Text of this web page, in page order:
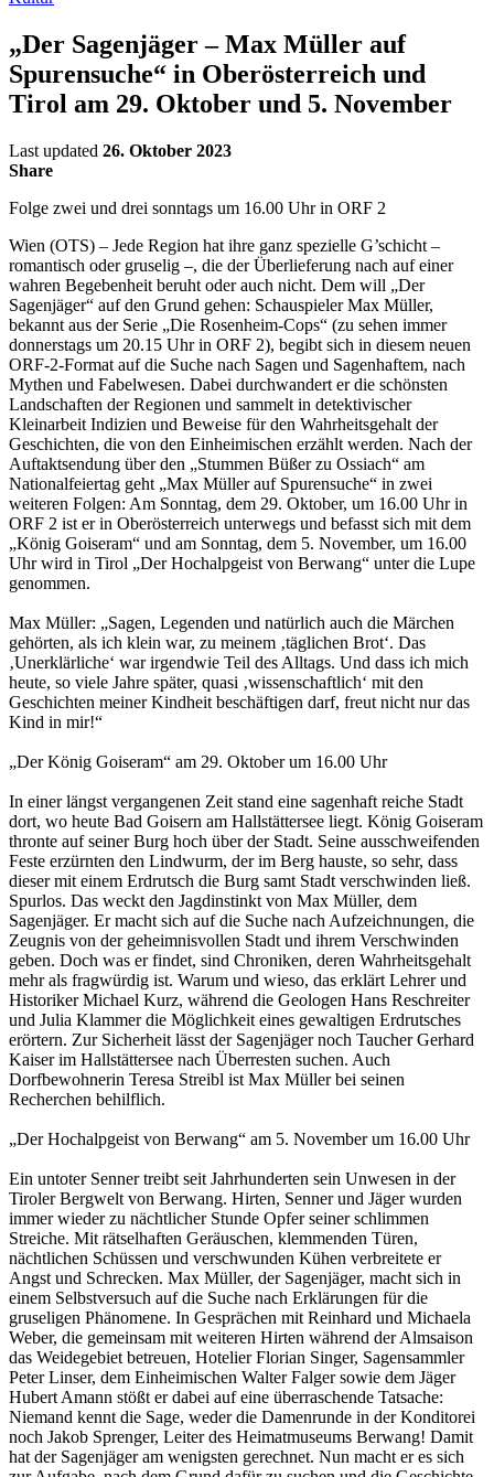
„Der Sagenjäger – Max Müller auf
Spurensuche“ in Oberösterreich und
Tirol am 29. Oktober und 5. November
Last updated 26. Oktober 2023
Share
Folge zwei und drei sonntags um 16.00 Uhr in ORF 2
Wien (OTS) – Jede Region hat ihre ganz spezielle G’schicht –
romantisch oder gruselig –, die der Überlieferung nach auf einer
wahren Begebenheit beruht oder auch nicht. Dem will „Der
Sagenjäger“ auf den Grund gehen: Schauspieler Max Müller,
bekannt aus der Serie „Die Rosenheim-Cops“ (zu sehen immer
donnerstags um 20.15 Uhr in ORF 2), begibt sich in diesem neuen
ORF-2-Format auf die Suche nach Sagen und Sagenhaftem, nach
Mythen und Fabelwesen. Dabei durchwandert er die schönsten
Landschaften der Regionen und sammelt in detektivischer
Kleinarbeit Indizien und Beweise für den Wahrheitsgehalt der
Geschichten, die von den Einheimischen erzählt werden. Nach der
Auftaktsendung über den „Stummen Büßer zu Ossiach“ am
Nationalfeiertag geht „Max Müller auf Spurensuche“ in zwei
weiteren Folgen: Am Sonntag, dem 29. Oktober, um 16.00 Uhr in
ORF 2 ist er in Oberösterreich unterwegs und befasst sich mit dem
„König Goiseram“ und am Sonntag, dem 5. November, um 16.00
Uhr wird in Tirol „Der Hochalpgeist von Berwang“ unter die Lupe
genommen.
Max Müller: „Sagen, Legenden und natürlich auch die Märchen
gehörten, als ich klein war, zu meinem ‚täglichen Brot‘. Das
‚Unerklärliche‘ war irgendwie Teil des Alltags. Und dass ich mich
heute, so viele Jahre später, quasi ‚wissenschaftlich‘ mit den
Geschichten meiner Kindheit beschäftigen darf, freut nicht nur das
Kind in mir!“
„Der König Goiseram“ am 29. Oktober um 16.00 Uhr
In einer längst vergangenen Zeit stand eine sagenhaft reiche Stadt
dort, wo heute Bad Goisern am Hallstättersee liegt. König Goiseram
thronte auf seiner Burg hoch über der Stadt. Seine ausschweifenden
Feste erzürnten den Lindwurm, der im Berg hauste, so sehr, dass
dieser mit einem Erdrutsch die Burg samt Stadt verschwinden ließ.
Spurlos. Das weckt den Jagdinstinkt von Max Müller, dem
Sagenjäger. Er macht sich auf die Suche nach Aufzeichnungen, die
Zeugnis von der geheimnisvollen Stadt und ihrem Verschwinden
geben. Doch was er findet, sind Chroniken, deren Wahrheitsgehalt
mehr als fragwürdig ist. Warum und wieso, das erklärt Lehrer und
Historiker Michael Kurz, während die Geologen Hans Reschreiter
und Julia Klammer die Möglichkeit eines gewaltigen Erdrutsches
erörtern. Zur Sicherheit lässt der Sagenjäger noch Taucher Gerhard
Kaiser im Hallstättersee nach Überresten suchen. Auch
Dorfbewohnerin Teresa Streibl ist Max Müller bei seinen
Recherchen behilflich.
„Der Hochalpgeist von Berwang“ am 5. November um 16.00 Uhr
Ein untoter Senner treibt seit Jahrhunderten sein Unwesen in der
Tiroler Bergwelt von Berwang. Hirten, Senner und Jäger wurden
immer wieder zu nächtlicher Stunde Opfer seiner schlimmen
Streiche. Mit rätselhaften Geräuschen, klemmenden Türen,
nächtlichen Schüssen und verschwunden Kühen verbreitete er
Angst und Schrecken. Max Müller, der Sagenjäger, macht sich in
einem Selbstversuch auf die Suche nach Erklärungen für die
gruseligen Phänomene. In Gesprächen mit Reinhard und Michaela
Weber, die gemeinsam mit weiteren Hirten während der Almsaison
das Weidegebiet betreuen, Hotelier Florian Singer, Sagensammler
Peter Linser, dem Einheimischen Walter Falger sowie dem Jäger
Hubert Amann stößt er dabei auf eine überraschende Tatsache:
Niemand kennt die Sage, weder die Damenrunde in der Konditorei
noch Jakob Sprenger, Leiter des Heimatmuseums Berwang! Damit
hat der Sagenjäger am wenigsten gerechnet. Nun macht er es sich